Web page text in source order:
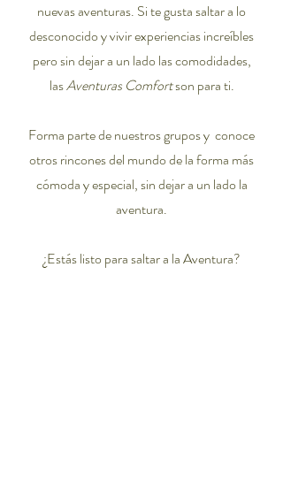
nuevas aventuras. Si te gusta saltar a lo
desconocido y vivir experiencias increíbles
pero sin dejar a un lado las comodidades,
lasAventuras Comfortson para ti.
Forma parte de nuestros grupos y conoce
otros rincones del mundo de la forma más
cómoda y especial, sin dejar a un lado la
aventura.
¿Estás listo para saltar a la Aventura?